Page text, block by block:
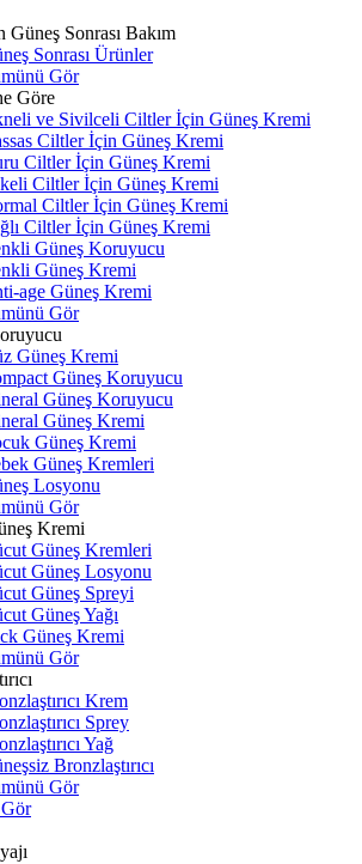
Güneş Sonrası Bakım
Sonrası Ürünler
Gör
Göre
ve Sivilceli Ciltler İçin Güneş Kremi
Ciltler İçin Güneş Kremi
Ciltler İçin Güneş Kremi
Ciltler İçin Güneş Kremi
Ciltler İçin Güneş Kremi
Ciltler İçin Güneş Kremi
Güneş Koruyucu
Güneş Kremi
age Güneş Kremi
Gör
Güneş Kremi
Güneş Koruyucu
Güneş Koruyucu
Güneş Kremi
Güneş Kremi
Güneş Kremleri
Losyonu
Gör
Kremi
Güneş Kremleri
Güneş Losyonu
Güneş Spreyi
Güneş Yağı
Güneş Kremi
Gör
Krem
Sprey
Yağ
Bronzlaştırıcı
Gör